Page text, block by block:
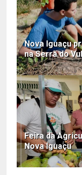
Nova Iguaçu
na Serra do
Feira da
Nova Iguaçu